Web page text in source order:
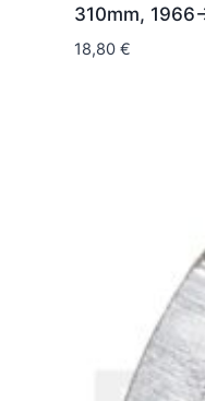
310mm, 1966-
18,80 €